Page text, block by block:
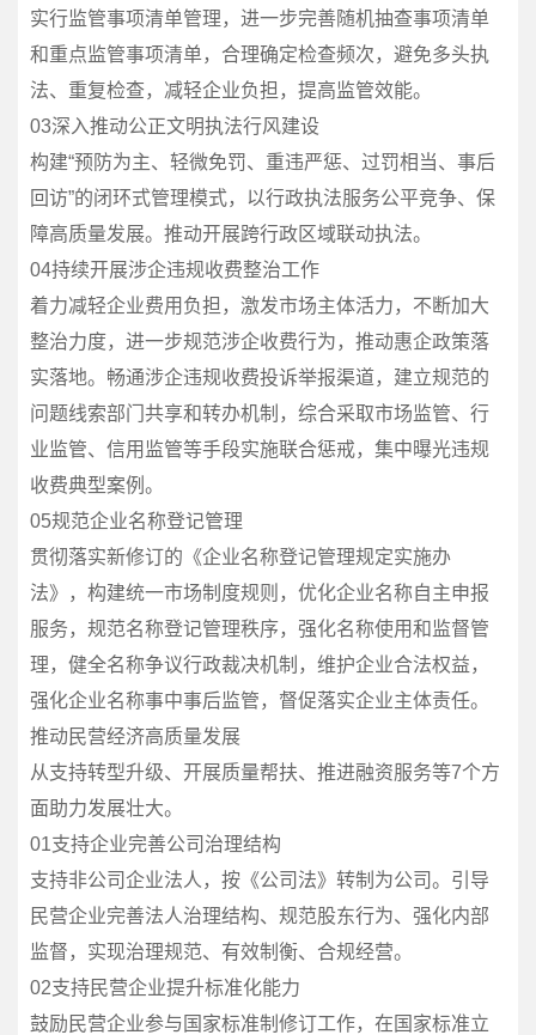
实行监管事项清单管理，进一步完善随机抽查事项清单
和重点监管事项清单，合理确定检查频次，避免多头执
法、重复检查，减轻企业负担，提高监管效能。
03深入推动公正文明执法行风建设
构建“预防为主、轻微免罚、重违严惩、过罚相当、事后
回访”的闭环式管理模式，以行政执法服务公平竞争、保
障高质量发展。推动开展跨行政区域联动执法。
04持续开展涉企违规收费整治工作
着力减轻企业费用负担，激发市场主体活力，不断加大
整治力度，进一步规范涉企收费行为，推动惠企政策落
实落地。畅通涉企违规收费投诉举报渠道，建立规范的
问题线索部门共享和转办机制，综合采取市场监管、行
业监管、信用监管等手段实施联合惩戒，集中曝光违规
收费典型案例。
05规范企业名称登记管理
贯彻落实新修订的《企业名称登记管理规定实施办
法》，构建统一市场制度规则，优化企业名称自主申报
服务，规范名称登记管理秩序，强化名称使用和监督管
理，健全名称争议行政裁决机制，维护企业合法权益，
强化企业名称事中事后监管，督促落实企业主体责任。
推动民营经济高质量发展
从支持转型升级、开展质量帮扶、推进融资服务等7个方
面助力发展壮大。
01支持企业完善公司治理结构
支持非公司企业法人，按《公司法》转制为公司。引导
民营企业完善法人治理结构、规范股东行为、强化内部
监督，实现治理规范、有效制衡、合规经营。
02支持民营企业提升标准化能力
鼓励民营企业参与国家标准制修订工作，在国家标准立